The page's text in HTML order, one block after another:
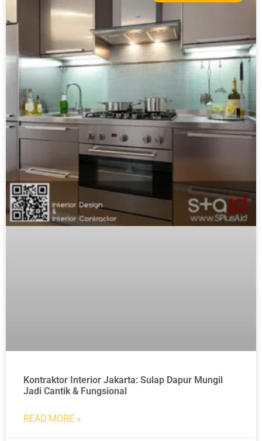
Kontraktor Interior Jakarta: Sulap Dapur Mungil
Jadi Cantik & Fungsional
READ MORE »